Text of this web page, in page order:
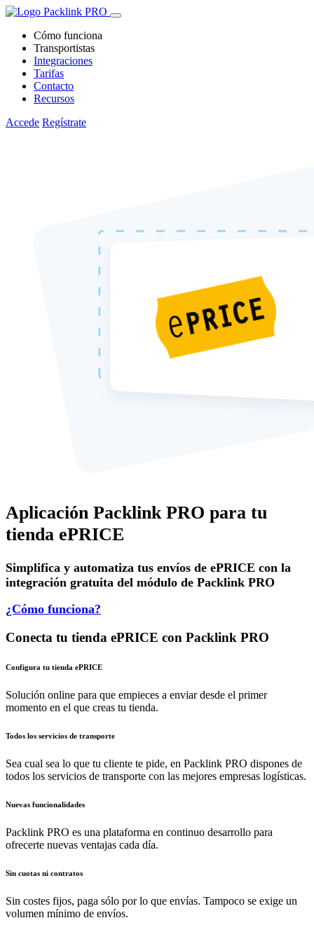
Cómo funciona
Transportistas
Integraciones
Tarifas
Contacto
Recursos
Accede Regístrate
Aplicación Packlink PRO para tu
tienda ePRICE
Simplifica y automatiza tus envíos de ePRICE con la
integración gratuita del módulo de Packlink PRO
¿Cómo funciona?
Conecta tu tienda ePRICE con Packlink PRO
Configura tu tienda ePRICE
Solución online para que empieces a enviar desde el primer
momento en el que creas tu tienda.
Todos los servicios de transporte
Sea cual sea lo que tu cliente te pide, en Packlink PRO dispones de
todos los servicios de transporte con las mejores empresas logísticas.
Nuevas funcionalidades
Packlink PRO es una plataforma en continuo desarrollo para
ofrecerte nuevas ventajas cada día.
Sin cuotas ni contratos
Sin costes fijos, paga sólo por lo que envías. Tampoco se exige un
volumen mínimo de envíos.